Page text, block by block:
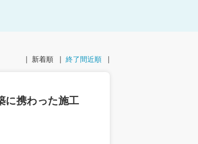
| 新着順 | 終了間近順 |
に携わった施工